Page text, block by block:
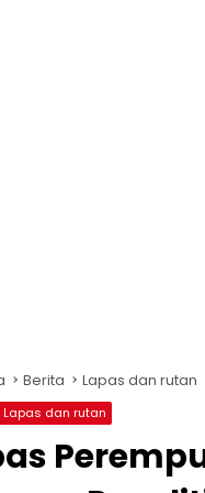
Berita Lapas dan rutan
Lapas dan rutan